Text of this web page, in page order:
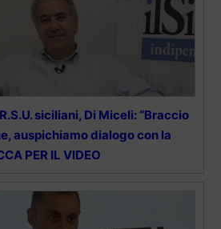
siciliani, Di Miceli: “Braccio
auspichiamo dialogo con la
PER IL VIDEO